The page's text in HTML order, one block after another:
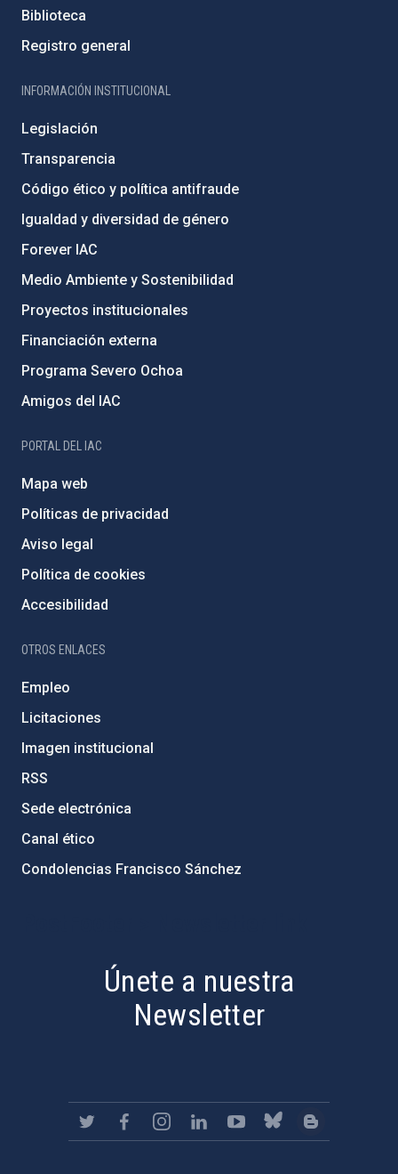
Biblioteca
Registro general
INFORMACIÓN INSTITUCIONAL
Legislación
Transparencia
Código ético y política antifraude
Igualdad y diversidad de género
Forever IAC
Medio Ambiente y Sostenibilidad
Proyectos institucionales
Financiación externa
Programa Severo Ochoa
Amigos del IAC
PORTAL DEL IAC
Mapa web
Políticas de privacidad
Aviso legal
Política de cookies
Accesibilidad
OTROS ENLACES
Empleo
Licitaciones
Imagen institucional
RSS
Sede electrónica
Canal ético
Condolencias Francisco Sánchez
Únete a nuestra
Newsletter